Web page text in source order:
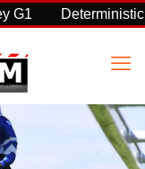
Deterministic: héroe